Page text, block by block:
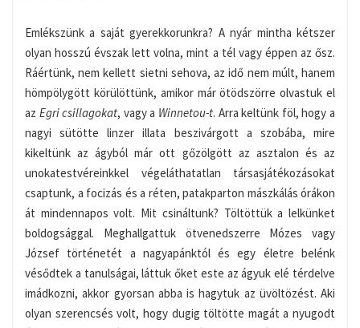
Emlékszünk a saját gyerekkorunkra? A nyár mintha kétszer
olyan hosszú évszak lett volna, mint a tél vagy éppen az ősz.
Ráértünk, nem kellett sietni sehova, az idő nem múlt, hanem
hömpölygött körülöttünk, amikor már ötödszörre olvastuk el
az Egri csillagokat, vagy a Winnetou-t. Arra keltünk föl, hogy a
nagyi sütötte linzer illata beszivárgott a szobába, mire
kikeltünk az ágyból már ott gőzölgött az asztalon és az
unokatestvéreinkkel végeláthatatlan társasjátékozásokat
csaptunk, a focizás és a réten, patakparton mászkálás órákon
át mindennapos volt. Mit csináltunk? Töltöttük a lelkünket
boldogsággal. Meghallgattuk ötvenedszerre Mózes vagy
József történetét a nagyapánktól és egy életre belénk
vésődtek a tanulságai, láttuk őket este az ágyuk elé térdelve
imádkozni, akkor gyorsan abba is hagytuk az üvöltözést. Aki
olyan szerencsés volt, hogy dugig töltötte magát a nyugodt